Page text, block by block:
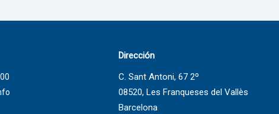
Dirección
C. Sant Antoni, 67 2º
08520, Les Franqueses del Vallès
Barcelona